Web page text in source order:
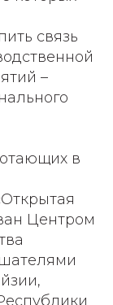
связь
–
в
Центром